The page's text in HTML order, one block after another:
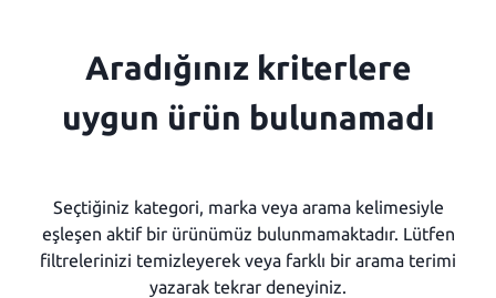
Aradığınız kriterlere
uygun ürün bulunamadı
Seçtiğiniz kategori, marka veya arama kelimesiyle
eşleşen aktif bir ürünümüz bulunmamaktadır. Lütfen
filtrelerinizi temizleyerek veya farklı bir arama terimi
yazarak tekrar deneyiniz.